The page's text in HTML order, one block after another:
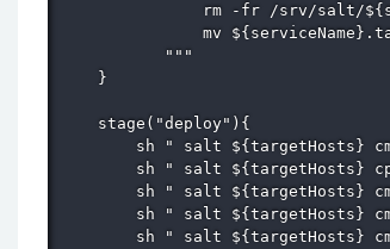
rm -fr /srv/salt/
mv
           """
    }
    stage("deploy"){
sh " salt ${targetHosts}
sh " salt ${targetHosts}
sh " salt ${targetHosts}
sh " salt ${targetHosts}
sh " salt ${targetHosts}